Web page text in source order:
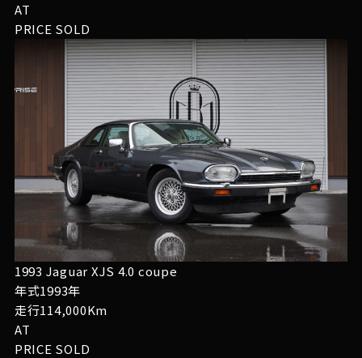
AT
PRICE SOLD
1993 Jaguar XJS 4.0 coupe
年式1993年
走行114,000Km
AT
PRICE SOLD